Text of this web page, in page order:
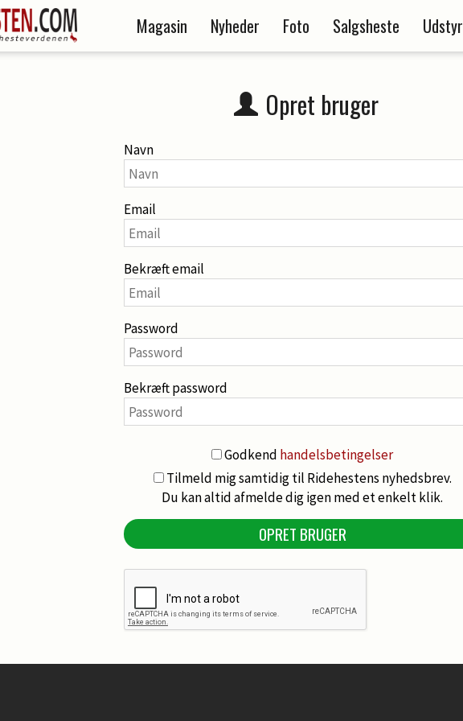
Magasin Nyheder Foto Salgsheste Udstyr
Opret bruger
Navn
Email
Bekræft email
Password
Bekræft password
Godkend handelsbetingelser
Tilmeld mig samtidig til Ridehestens nyhedsbrev.
Du kan altid afmelde dig igen med et enkelt klik.